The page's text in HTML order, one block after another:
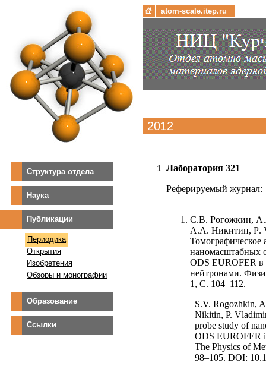
atom-scale.itep.ru
2012
Структура отдела
Наука
Публикации
Периодика
Открытия
Изобретения
Обзоры и монографии
Образование
Ссылки
Лаборатория 321
Реферируемый журнал:
С.В. Рогожкин,
А.А. Никитин, P.
Томографическое
наномасштабных
ODS EUROFER в
нейтронами.
1, С. 104–112.
S.V. Rogozhkin,
Nikitin, P.
probe study of
ODS EUROFER
The Physics of
98–105. DOI: